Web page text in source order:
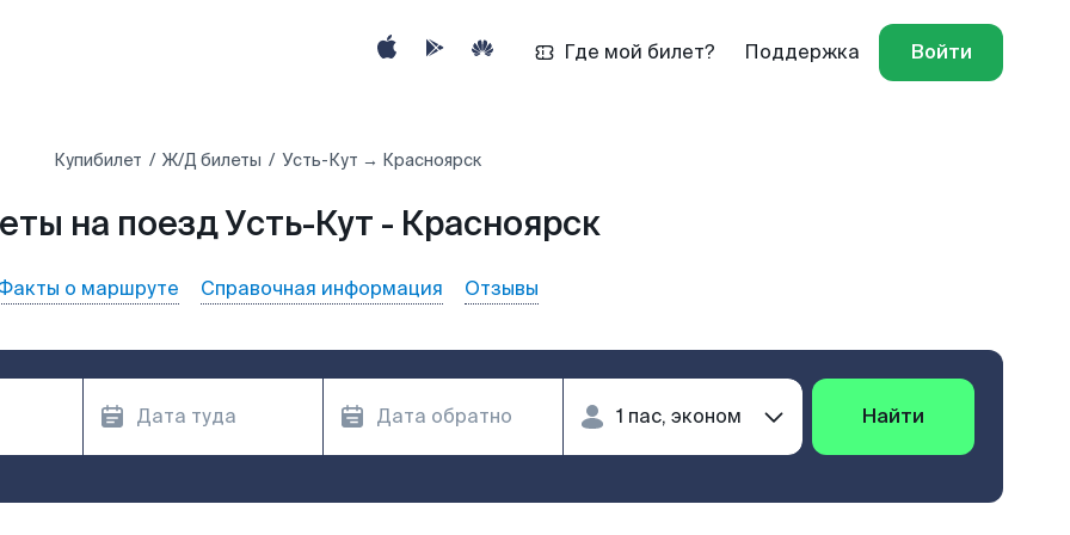
Где мой билет? Поддержка Войти
Купибилет Ж/Д билеты Усть-Кут → Красноярск
на поезд Усть-Кут - Красноярск
о маршруте Справочная информация Отзывы
Найти